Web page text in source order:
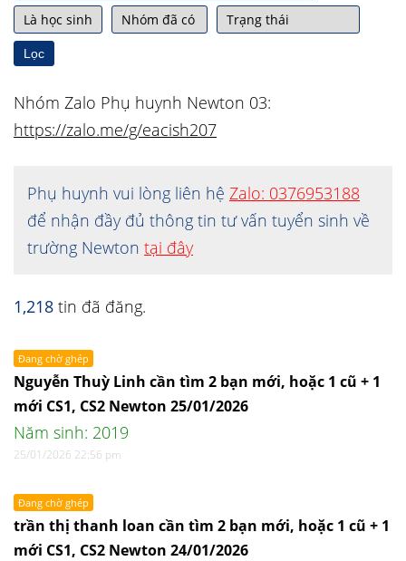
Lọc
Nhóm Zalo Phụ huynh Newton 03:
https://zalo.me/g/eacish207
Phụ huynh vui lòng liên hệ Zalo: 0376953188
để nhận đầy đủ thông tin tư vấn tuyển sinh về
trường Newton tại đây
1,218 tin đã đăng.
Đang chờ ghép
Nguyễn Thuỳ Linh cần tìm 2 bạn mới, hoặc 1 cũ + 1
mới CS1, CS2 Newton 25/01/2026
Năm sinh: 2019
25/01/2026 22:56 pm
Đang chờ ghép
trần thị thanh loan cần tìm 2 bạn mới, hoặc 1 cũ + 1
mới CS1, CS2 Newton 24/01/2026